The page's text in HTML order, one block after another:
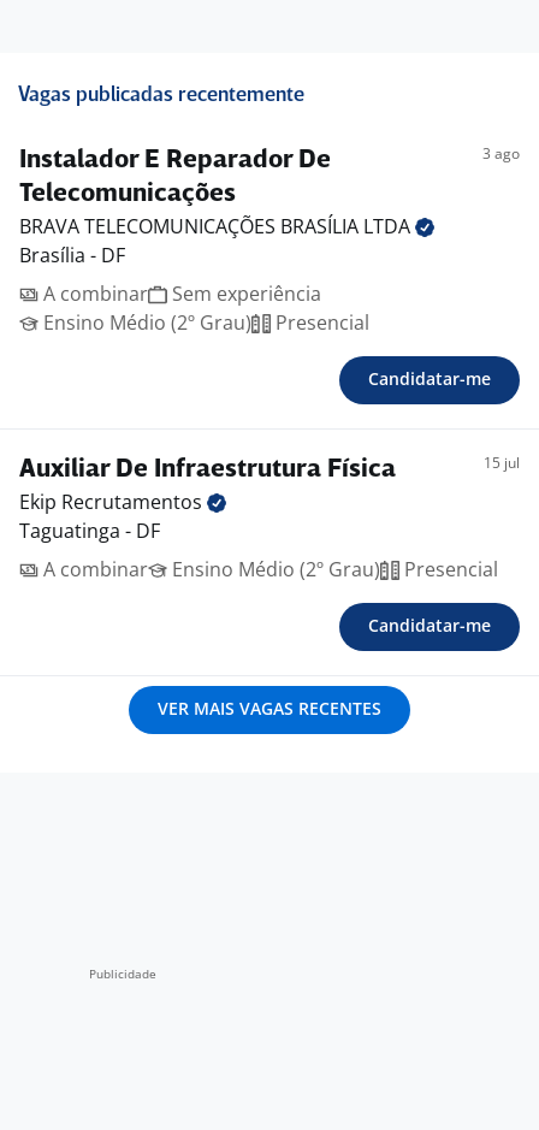
Vagas publicadas recentemente
Instalador E Reparador De
Telecomunicações
3 ago
BRAVA TELECOMUNICAÇÕES BRASÍLIA LTDA
Brasília - DF
A combinar
Sem experiência
Ensino Médio (2º Grau)
Presencial
Candidatar-me
Auxiliar De Infraestrutura Física 15 jul
Ekip Recrutamentos
Taguatinga - DF
A combinar
Ensino Médio (2º Grau) Presencial
Candidatar-me
VER MAIS VAGAS RECENTES